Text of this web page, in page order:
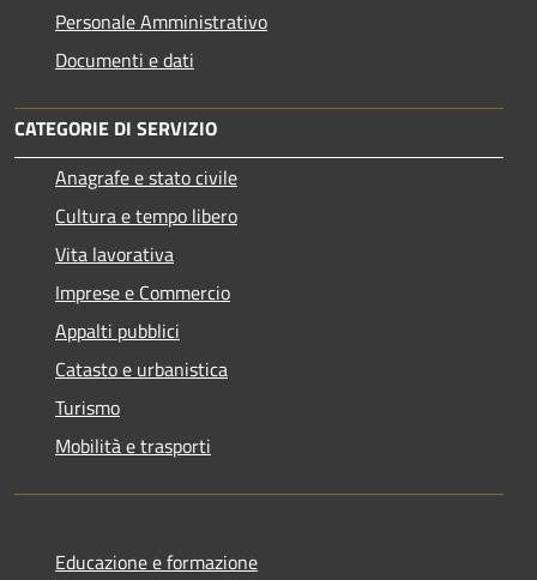
Personale Amministrativo
Documenti e dati
CATEGORIE DI SERVIZIO
Anagrafe e stato civile
Cultura e tempo libero
Vita lavorativa
Imprese e Commercio
Appalti pubblici
Catasto e urbanistica
Turismo
Mobilità e trasporti
Educazione e formazione